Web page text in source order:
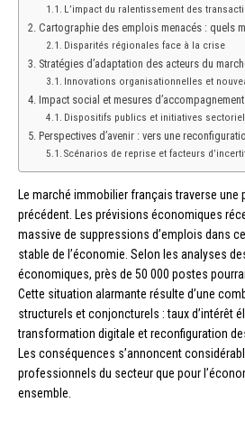
L’impact du ralentissement des
Cartographie des emplois menacés : quels
Disparités régionales face à la crise
Stratégies d’adaptation des acteurs du
Innovations organisationnelles et
Impact social et mesures
Dispositifs publics et initiatives
Perspectives d’avenir : vers une
Scénarios de reprise et facteurs
Le marché immobilier français traverse une
précédent. Les prévisions économiques
massive de suppressions d’emplois dans
stable de l’économie. Selon les analyses
économiques, près de 50 000 postes
Cette situation alarmante résulte d’une
structurels et conjoncturels : taux d’intérêt
transformation digitale et reconfiguration
Les conséquences s’annoncent
professionnels du secteur que pour
ensemble.